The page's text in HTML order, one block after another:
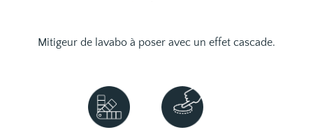
Mitigeur de lavabo à poser avec un effet cascade.